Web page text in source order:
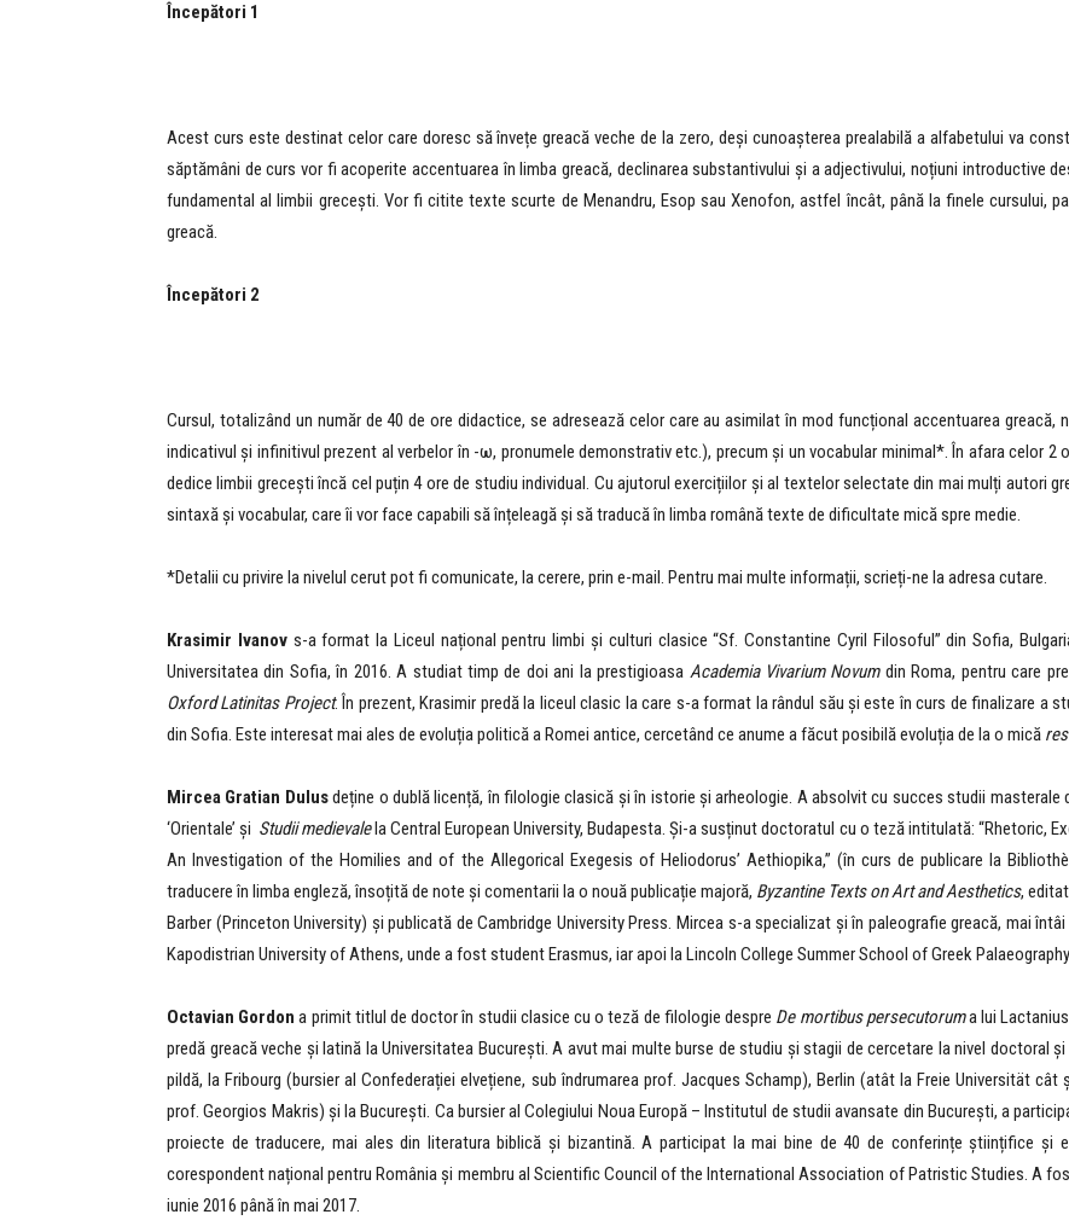
Începători 1
Acest curs este destinat celor care doresc să învețe greacă veche de la zero, deși cunoașterea prealabilă a alfabetului va
săptămâni de curs vor fi acoperite accentuarea în limba greacă, declinarea substantivului și a adjectivului, noțiuni introductive
fundamental al limbii grecești. Vor fi citite texte scurte de Menandru, Esop sau Xenofon, astfel încât, până la finele cursului,
greacă.
Începători 2
Cursul, totalizând un număr de 40 de ore didactice, se adresează celor care au asimilat în mod funcțional accentuarea greacă,
indicativul și infinitivul prezent al verbelor în -ω, pronumele demonstrativ etc.), precum și un vocabular minimal*. În afara celor
dedice limbii grecești încă cel puțin 4 ore de studiu individual. Cu ajutorul exercițiilor și al textelor selectate din mai mulți autori
sintaxă și vocabular, care îi vor face capabili să înțeleagă și să traducă în limba română texte de dificultate mică spre medie.
*Detalii cu privire la nivelul cerut pot fi comunicate, la cerere, prin e-mail. Pentru mai multe informații, scrieți-ne la adresa cutare.
Krasimir Ivanovs-a format la Liceul național pentru limbi și culturi clasice “Sf. Constantine Cyril Filosoful” din Sofia,
Universitatea din Sofia, în 2016. A studiat timp de doi ani la prestigioasa Academia Vivarium Novumdin Roma, pentru care
Oxford Latinitas Project. În prezent, Krasimir predă la liceul clasic la care s-a format la rândul său și este în curs de finalizare a
din Sofia. Este interesat mai ales de evoluția politică a Romei antice, cercetând ce anume a făcut posibilă evoluția de la o mică
Mircea Gratian Dulusdeține o dublă licență, în filologie clasică și în istorie și arheologie. A absolvit cu succes studii masterale
‘Orientale’ și Studii medievalela Central European University, Budapesta. Și-a susținut doctoratul cu o teză intitulată: “Rhetoric,
An Investigation of the Homilies and of the Allegorical Exegesis of Heliodorus’ Aethiopika,” (în curs de publicare la
traducere în limba engleză, însoțită de note și comentarii la o nouă publicație majoră, Byzantine Texts on Art and Aesthetics,
Barber (Princeton University) și publicată de Cambridge University Press. Mircea s-a specializat și în paleografie greacă, mai
Kapodistrian University of Athens, unde a fost student Erasmus, iar apoi la Lincoln College Summer School of Greek
Octavian Gordon a primit titlul de doctor în studii clasice cu o teză de filologie despre De mortibus persecutoruma lui
predă greacă veche și latină la Universitatea București. A avut mai multe burse de studiu și stagii de cercetare la nivel doctoral
pildă, la Fribourg (bursier al Confederației elvețiene, sub îndrumarea prof. Jacques Schamp), Berlin (atât la Freie Universität
prof. Georgios Makris) și la București. Ca bursier al Colegiului Noua Europă – Institutul de studii avansate din București, a
proiecte de traducere, mai ales din literatura biblică și bizantină. A participat la mai bine de 40 de conferințe științifice și
corespondent național pentru România și membru al Scientific Council of the International Association of Patristic Studies. A
iunie 2016 până în mai 2017.